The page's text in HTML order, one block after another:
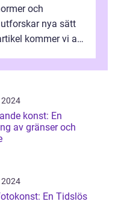
och
nya sätt
kommer vi att
2024
konst: En
av gränser och
2024
En Tidslös